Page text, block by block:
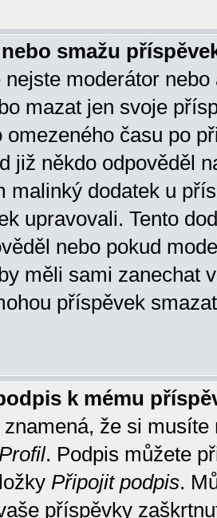
smažu
moderátor
mazat jen svoje
omezeného času po
již někdo odpověděl
malinký dodatek u
upravovali. Tento
nebo pokud
měli sami zanechat
příspěvek
k mému
že si
Profil. Podpis můžete
Připojit podpis.
příspěvky